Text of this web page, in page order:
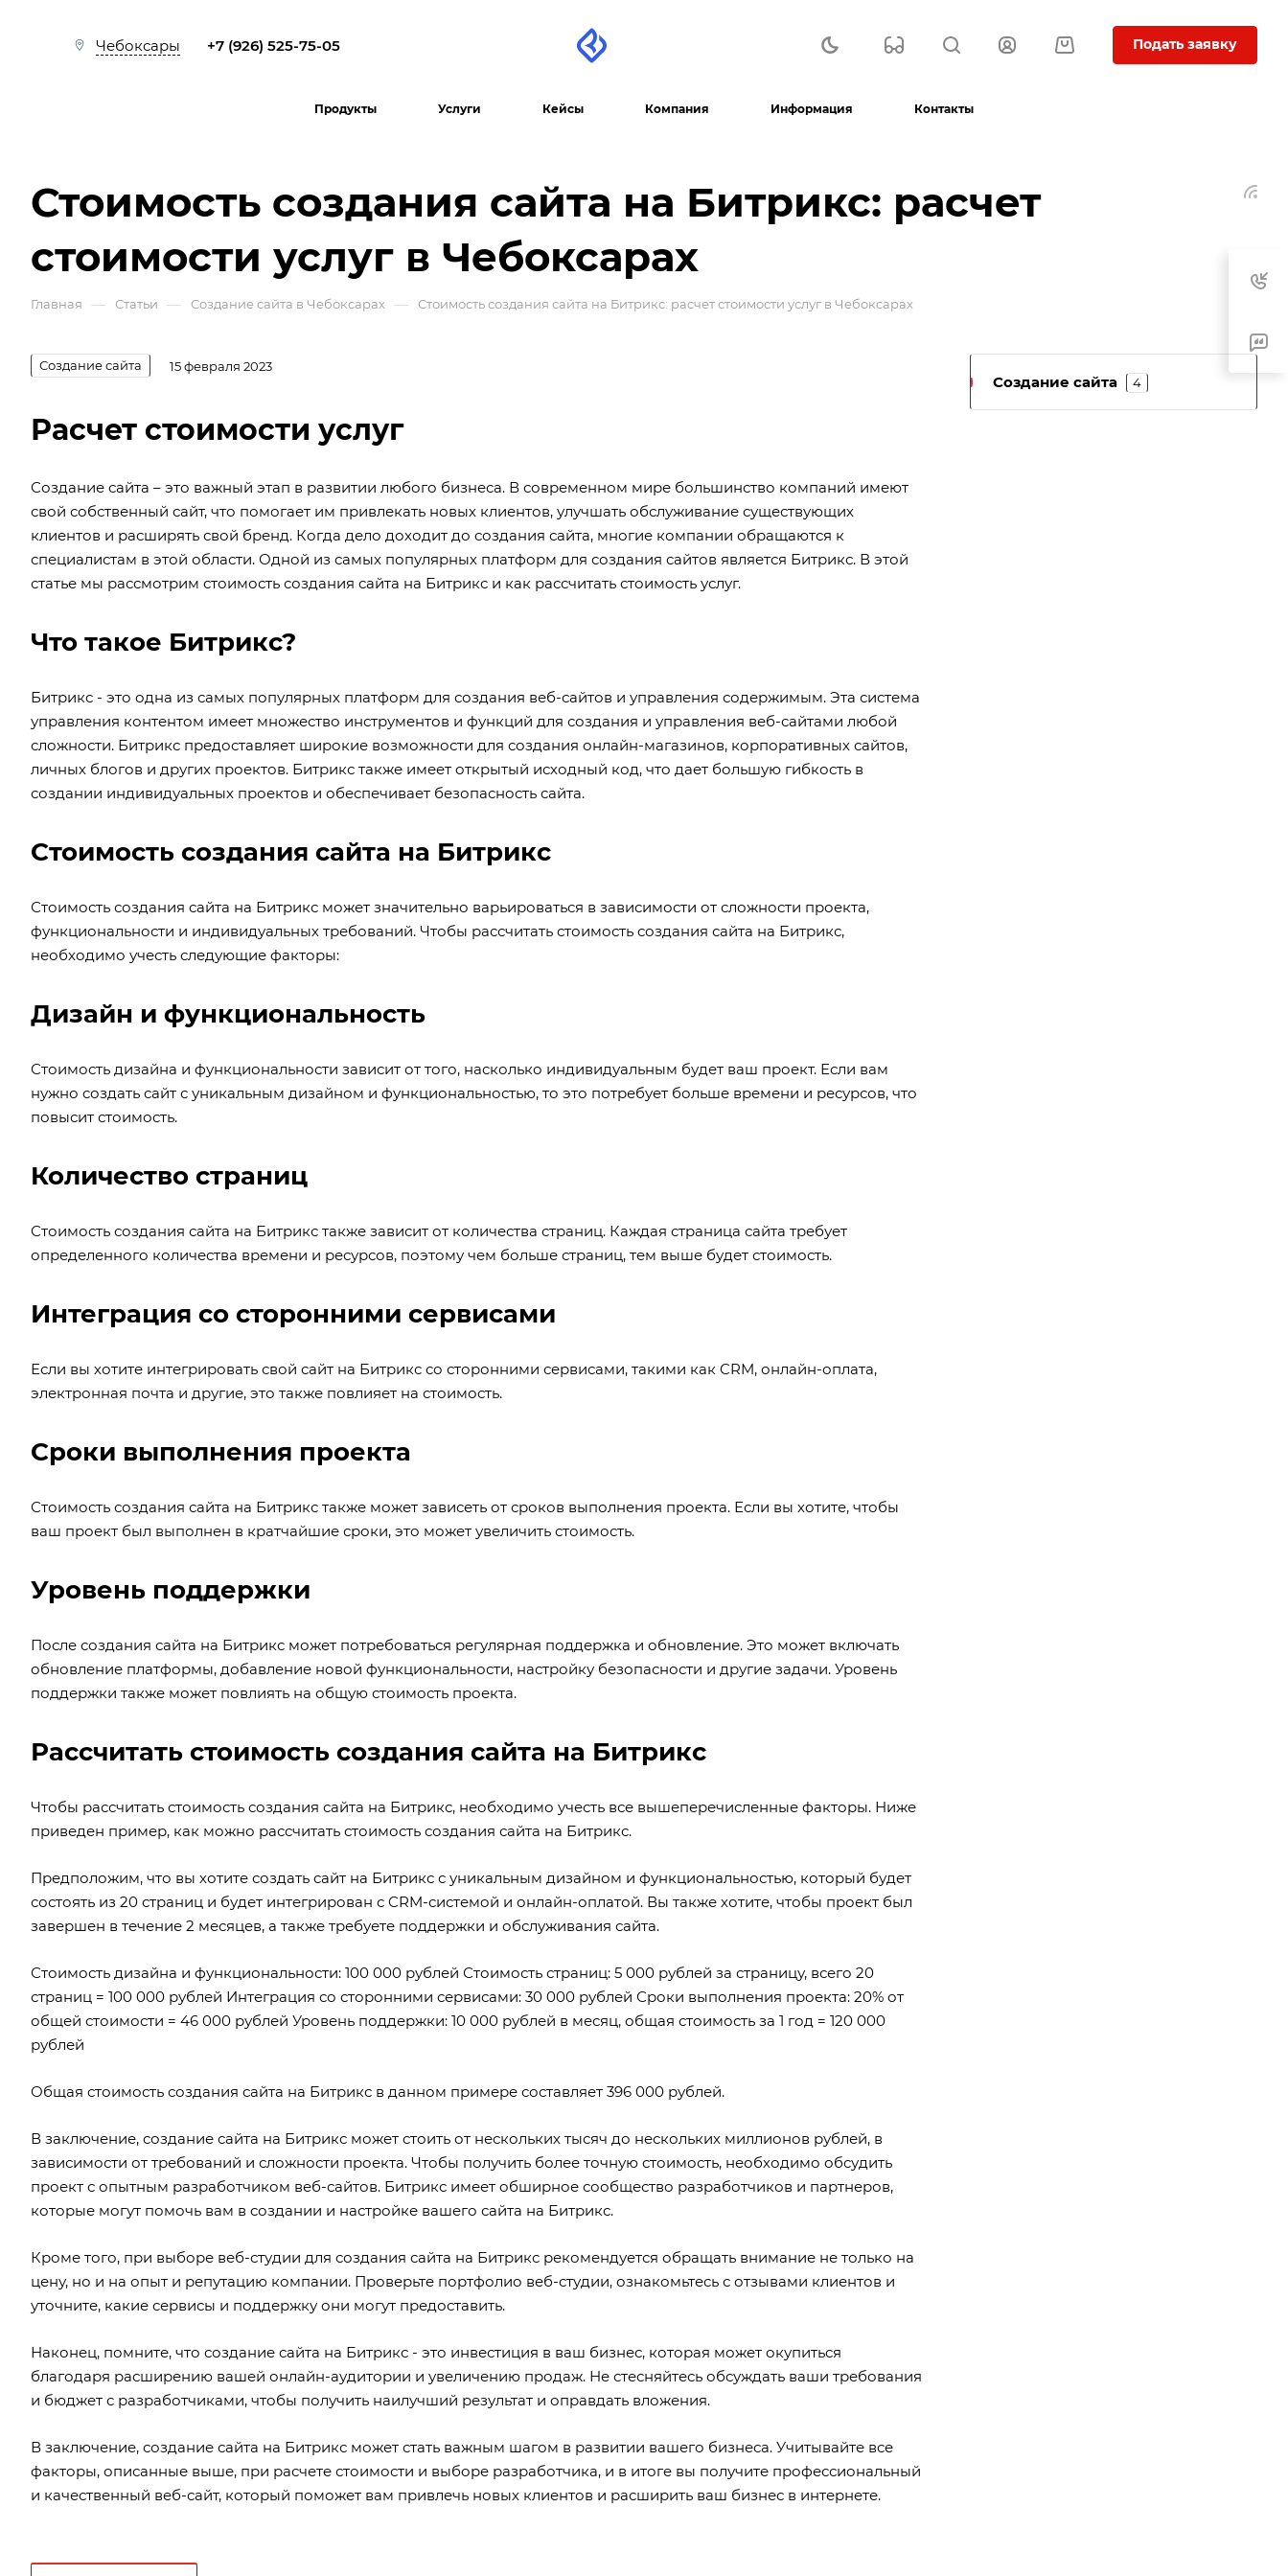
Чебоксары +7 (926) 525-75-05 Подать заявку
Продукты Услуги Кейсы Компания Информация Контакты
Стоимость создания сайта на Битрикс: расчет
стоимости услуг в Чебоксарах
Главная — Статьи — Создание сайта в Чебоксарах — Стоимость создания сайта на Битрикс: расчет стоимости услуг в Чебоксарах
Создание сайта 15 февраля 2023
Расчет стоимости услуг
Создание сайта – это важный этап в развитии любого бизнеса. В современном мире большинство компаний имеют
свой собственный сайт, что помогает им привлекать новых клиентов, улучшать обслуживание существующих
клиентов и расширять свой бренд. Когда дело доходит до создания сайта, многие компании обращаются к
специалистам в этой области. Одной из самых популярных платформ для создания сайтов является Битрикс. В этой
статье мы рассмотрим стоимость создания сайта на Битрикс и как рассчитать стоимость услуг.
Что такое Битрикс?
Битрикс - это одна из самых популярных платформ для создания веб-сайтов и управления содержимым. Эта система
управления контентом имеет множество инструментов и функций для создания и управления веб-сайтами любой
сложности. Битрикс предоставляет широкие возможности для создания онлайн-магазинов, корпоративных сайтов,
личных блогов и других проектов. Битрикс также имеет открытый исходный код, что дает большую гибкость в
создании индивидуальных проектов и обеспечивает безопасность сайта.
Стоимость создания сайта на Битрикс
Стоимость создания сайта на Битрикс может значительно варьироваться в зависимости от сложности проекта,
функциональности и индивидуальных требований. Чтобы рассчитать стоимость создания сайта на Битрикс,
необходимо учесть следующие факторы:
Дизайн и функциональность
Стоимость дизайна и функциональности зависит от того, насколько индивидуальным будет ваш проект. Если вам
нужно создать сайт с уникальным дизайном и функциональностью, то это потребует больше времени и ресурсов, что
повысит стоимость.
Количество страниц
Стоимость создания сайта на Битрикс также зависит от количества страниц. Каждая страница сайта требует
определенного количества времени и ресурсов, поэтому чем больше страниц, тем выше будет стоимость.
Интеграция со сторонними сервисами
Если вы хотите интегрировать свой сайт на Битрикс со сторонними сервисами, такими как CRM, онлайн-оплата,
электронная почта и другие, это также повлияет на стоимость.
Сроки выполнения проекта
Стоимость создания сайта на Битрикс также может зависеть от сроков выполнения проекта. Если вы хотите, чтобы
ваш проект был выполнен в кратчайшие сроки, это может увеличить стоимость.
Уровень поддержки
После создания сайта на Битрикс может потребоваться регулярная поддержка и обновление. Это может включать
обновление платформы, добавление новой функциональности, настройку безопасности и другие задачи. Уровень
поддержки также может повлиять на общую стоимость проекта.
Рассчитать стоимость создания сайта на Битрикс
Чтобы рассчитать стоимость создания сайта на Битрикс, необходимо учесть все вышеперечисленные факторы. Ниже
приведен пример, как можно рассчитать стоимость создания сайта на Битрикс.
Предположим, что вы хотите создать сайт на Битрикс с уникальным дизайном и функциональностью, который будет
состоять из 20 страниц и будет интегрирован с CRM-системой и онлайн-оплатой. Вы также хотите, чтобы проект был
завершен в течение 2 месяцев, а также требуете поддержки и обслуживания сайта.
Стоимость дизайна и функциональности: 100 000 рублей Стоимость страниц: 5 000 рублей за страницу, всего 20
страниц = 100 000 рублей Интеграция со сторонними сервисами: 30 000 рублей Сроки выполнения проекта: 20% от
общей стоимости = 46 000 рублей Уровень поддержки: 10 000 рублей в месяц, общая стоимость за 1 год = 120 000
рублей
Общая стоимость создания сайта на Битрикс в данном примере составляет 396 000 рублей.
В заключение, создание сайта на Битрикс может стоить от нескольких тысяч до нескольких миллионов рублей, в
зависимости от требований и сложности проекта. Чтобы получить более точную стоимость, необходимо обсудить
проект с опытным разработчиком веб-сайтов. Битрикс имеет обширное сообщество разработчиков и партнеров,
которые могут помочь вам в создании и настройке вашего сайта на Битрикс.
Кроме того, при выборе веб-студии для создания сайта на Битрикс рекомендуется обращать внимание не только на
цену, но и на опыт и репутацию компании. Проверьте портфолио веб-студии, ознакомьтесь с отзывами клиентов и
уточните, какие сервисы и поддержку они могут предоставить.
Наконец, помните, что создание сайта на Битрикс - это инвестиция в ваш бизнес, которая может окупиться
благодаря расширению вашей онлайн-аудитории и увеличению продаж. Не стесняйтесь обсуждать ваши требования
и бюджет с разработчиками, чтобы получить наилучший результат и оправдать вложения.
В заключение, создание сайта на Битрикс может стать важным шагом в развитии вашего бизнеса. Учитывайте все
факторы, описанные выше, при расчете стоимости и выборе разработчика, и в итоге вы получите профессиональный
и качественный веб-сайт, который поможет вам привлечь новых клиентов и расширить ваш бизнес в интернете.
Создание сайта 4